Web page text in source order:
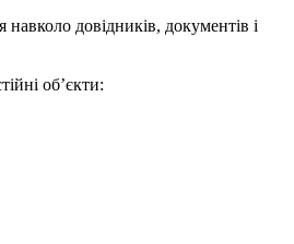
навколо довідників, документів і
обʼєкти: